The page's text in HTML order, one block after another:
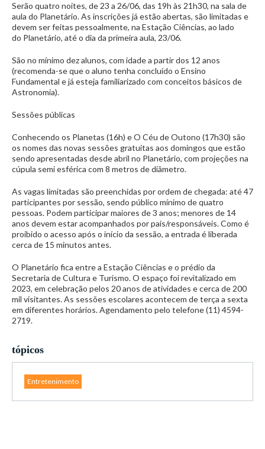
Serão quatro noites, de 23 a 26/06, das 19h às 21h30, na sala de
aula do Planetário. As inscrições já estão abertas, são limitadas e
devem ser feitas pessoalmente, na Estação Ciências, ao lado
do Planetário, até o dia da primeira aula, 23/06.
São no mínimo dez alunos, com idade a partir dos 12 anos
(recomenda-se que o aluno tenha concluído o Ensino
Fundamental e já esteja familiarizado com conceitos básicos de
Astronomia).
Sessões públicas
Conhecendo os Planetas (16h) e O Céu de Outono (17h30) são
os nomes das novas sessões gratuitas aos domingos que estão
sendo apresentadas desde abril no Planetário, com projeções na
cúpula semi esférica com 8 metros de diâmetro.
As vagas limitadas são preenchidas por ordem de chegada: até 47
participantes por sessão, sendo público mínimo de quatro
pessoas. Podem participar maiores de 3 anos; menores de 14
anos devem estar acompanhados por pais/responsáveis. Como é
proibido o acesso após o início da sessão, a entrada é liberada
cerca de 15 minutos antes.
O Planetário fica entre a Estação Ciências e o prédio da
Secretaria de Cultura e Turismo. O espaço foi revitalizado em
2023, em celebração pelos 20 anos de atividades e cerca de 200
mil visitantes. As sessões escolares acontecem de terça a sexta
em diferentes horários. Agendamento pelo telefone (11) 4594-
2719.
tópicos
Entretenimento